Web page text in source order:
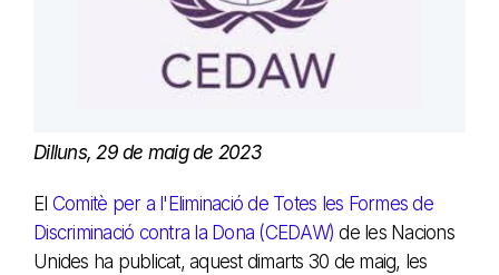
Dilluns, 29 de maig de 2023
El Comitè per a l'Eliminació de Totes les Formes de
Discriminació contra la Dona (CEDAW) de les Nacions
Unides ha publicat, aquest dimarts 30 de maig, les